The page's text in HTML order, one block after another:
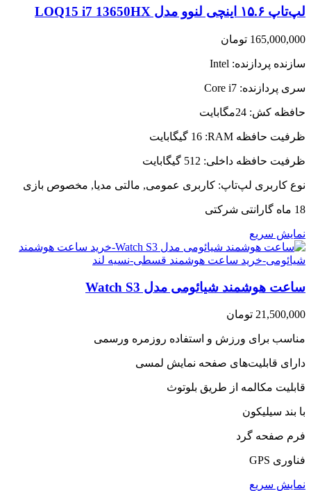
لپ‌تاپ ۱۵.۶ اینچی لنوو مدل LOQ15 i7 13650HX
165,000,000 تومان
سازنده پردازنده:
سری پردازنده:
حافظه کش:
ظرفیت حافظه RAM:
ظرفیت حافظه داخلی:
نوع کاربری لپ‌تاپ: کاربری عمومی, مالتی مدیا, مخصوص بازی
18 ماه گارانتی شرکتی
نمایش سریع
ساعت هوشمند شیائومی مدل Watch S3
21,500,000 تومان
مناسب برای ورزش و استفاده روزمره ورسمی
دارای قابلیت‌های صفحه نمایش لمسی
قابلیت مکالمه از طریق بلوتوث
با بند سیلیکون
فرم صفحه گرد
فناوری GPS
نمایش سریع